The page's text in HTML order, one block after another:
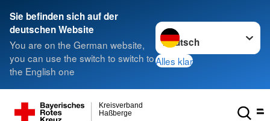
Sie befinden sich auf der
deutschen Website
You are on the German website,
you can use the switch to switch to
the English one
Sprache wechseln zu
Alles klar
Haßberge
Kreisverband